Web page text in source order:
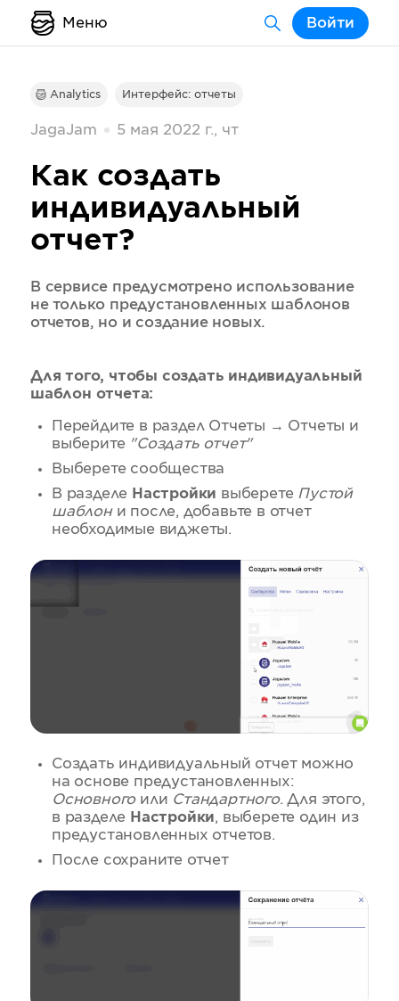
Меню Войти
Analytics Интерфейс: отчеты
JagaJam 5 мая 2022 г., чт
Как создать
индивидуальный
отчет?
В сервисе предусмотрено использование
не только предустановленных шаблонов
отчетов, но и создание новых.
Для того, чтобы создать индивидуальный
шаблон отчета:
Перейдите в раздел Отчеты → Отчеты и
выберите "Создать отчет"
Выберете сообщества
В разделе Настройки выберете Пустой
шаблони после, добавьте в отчет
необходимые виджеты.
Создать индивидуальный отчет можно
на основе предустановленных:
Основногоили Стандартного. Для этого,
в разделе Настройки, выберете один из
предустановленных отчетов.
После сохраните отчет